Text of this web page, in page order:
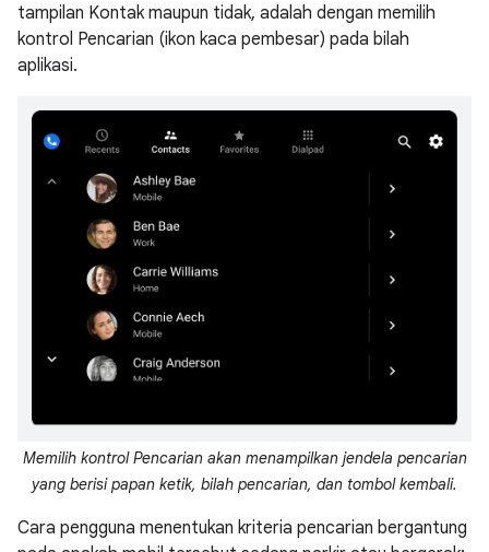
tampilan Kontak maupun tidak, adalah dengan memilih
kontrol Pencarian (ikon kaca pembesar) pada bilah
aplikasi.
Memilih kontrol Pencarian akan menampilkan jendela pencarian
yang berisi papan ketik, bilah pencarian, dan tombol kembali.
Cara pengguna menentukan kriteria pencarian bergantung